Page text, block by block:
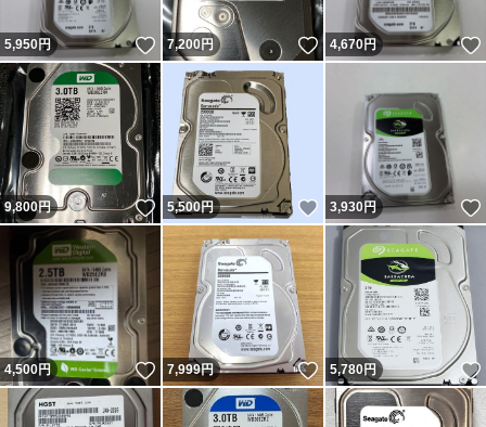
5,950円 いいね！
7,200 円 いいね！
4,670円
9,800円 いいね！
5,500円 いいね！
3,930円
4,500円 いいね！
7,999円 いいね！
5,780円